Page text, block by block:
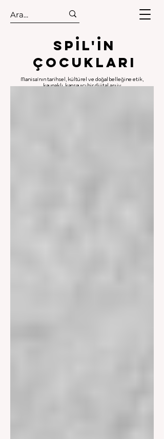
.
.
Spıl'in
Çocukları
Manisa'nın tarihsel, kültürel ve doğal belleğine etik,
kaynaklı, kapsayıcı bir dijital arşiv